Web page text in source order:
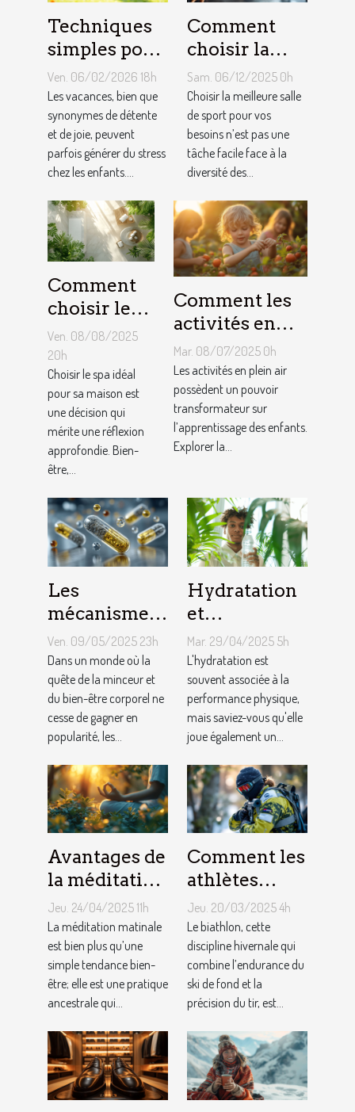
Techniques
simples pour
gérer le
stress chez
les enfants
pendant les
vacances
Ven. 06/02/2026 18h
Les vacances, bien que
synonymes de détente
et de joie, peuvent
parfois générer du stress
chez les enfants....
Comment
choisir la
meilleure
salle de sport
pour vos
besoins ?
Sam. 06/12/2025 0h
Choisir la meilleure salle
de sport pour vos
besoins n’est pas une
tâche facile face à la
diversité des...
Comment
choisir le
meilleur
spa pour
votre
maison ?
Ven. 08/08/2025
20h
Choisir le spa idéal
pour sa maison est
une décision qui
mérite une réflexion
approfondie. Bien-
être,...
Comment les
activités en
plein air
favorisent-
elles
l'apprentissage
chez les
enfants ?
Mar. 08/07/2025 0h
Les activités en plein air
possèdent un pouvoir
transformateur sur
l’apprentissage des enfants.
Explorer la...
Les
mécanismes
d'action des
gélules
minceur sur
l'organisme
Ven. 09/05/2025 23h
Dans un monde où la
quête de la minceur et
du bien-être corporel ne
cesse de gagner en
popularité, les...
Hydratation
et
performance
cognitive les
liens étroits à
connaître
pour booster
votre
productivité
Mar. 29/04/2025 5h
L'hydratation est
souvent associée à la
performance physique,
mais saviez-vous qu'elle
joue également un...
Avantages de
la méditation
matinale
pour le bien-
être
quotidien et
la gestion du
Jeu. 24/04/2025 11h
La méditation matinale
est bien plus qu’une
simple tendance bien-
être; elle est une pratique
ancestrale qui...
Comment les
athlètes
gèrent le
stress et les
attentes
d'une
carrière en
biathlon
Jeu. 20/03/2025 4h
Le biathlon, cette
discipline hivernale qui
combine l’endurance du
ski de fond et la
précision du tir, est...